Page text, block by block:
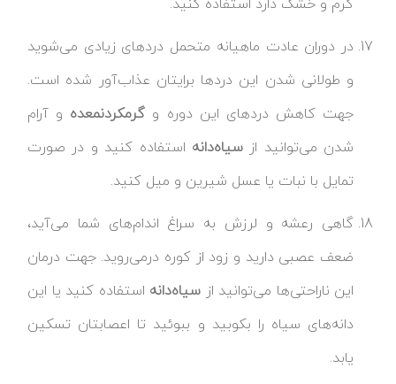
گرم و خشک دارد استفاده کنید.
در دوران عادت ماهیانه متحمل دردهای زیادی می‌شوید
و طولانی شدن این دردها برایتان عذاب‌آور شده است.
جهت کاهش دردهای این دوره و گرمکردنمعده و آرام
شدن می‌توانید ازسیاه‌دانه استفاده کنید و در صورت
تمایل با نبات یا عسل شیرین و میل کنید.
گاهی رعشه و لرزش به سراغ اندام‌های شما می‌آید،
ضعف عصبی دارید و زود از کوره درمی‌روید. جهت درمان
این ناراحتی‌ها می‌توانید از سیاه‌دانه استفاده کنید یا این
دانه‌های سیاه را بکوبید و ببوئید تا اعصابتان تسکین
یابد.